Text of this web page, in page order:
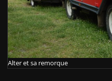
Alter et sa remorque